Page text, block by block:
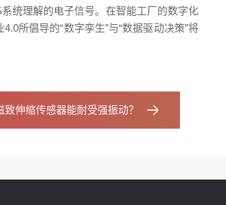
统理解的电子信号。在智能工厂的数字化
所倡导的“数字孪生”与“数据驱动决策”将
伸缩传感器能耐受强振动？